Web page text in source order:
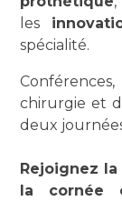
les
spécialité.
chirurgie et
deux
Rejoignez
la cornée